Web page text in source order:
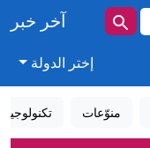
آخر خبر
إختر الدولة
منوّعات تكنولوجيا